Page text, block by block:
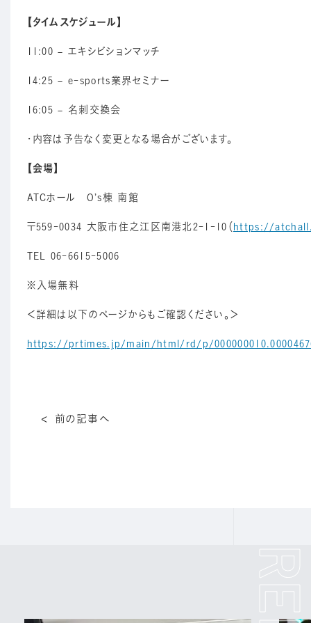
【タイムスケジュール】
11:00 – エキシビションマッチ
14:25 – e-sports業界セミナー
16:05 – 名刺交換会
・内容は予告なく変更となる場合がございます。
【会場】
ATCホール O’s棟 南館
〒559-0034 大阪市住之江区南港北2-1-10（https://
TEL 06-6615-5006
※入場無料
＜詳細は以下のページからもご確認ください。＞
https://prtimes.jp/main/html/rd/p/
前の記事へ